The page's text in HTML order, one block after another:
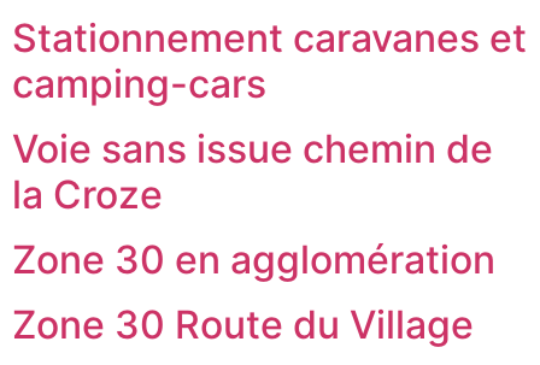
Stationnement caravanes et
camping-cars
Voie sans issue chemin de
la Croze
Zone 30 en agglomération
Zone 30 Route du Village